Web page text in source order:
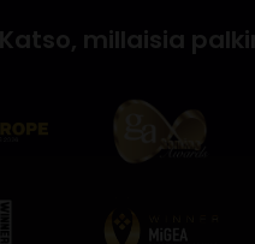
Katso, millaisia